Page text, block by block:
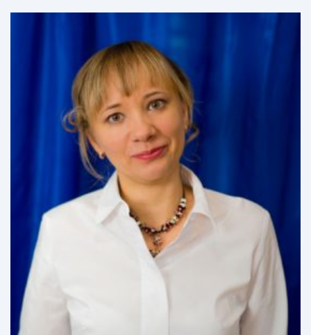
методики профессионального образования.